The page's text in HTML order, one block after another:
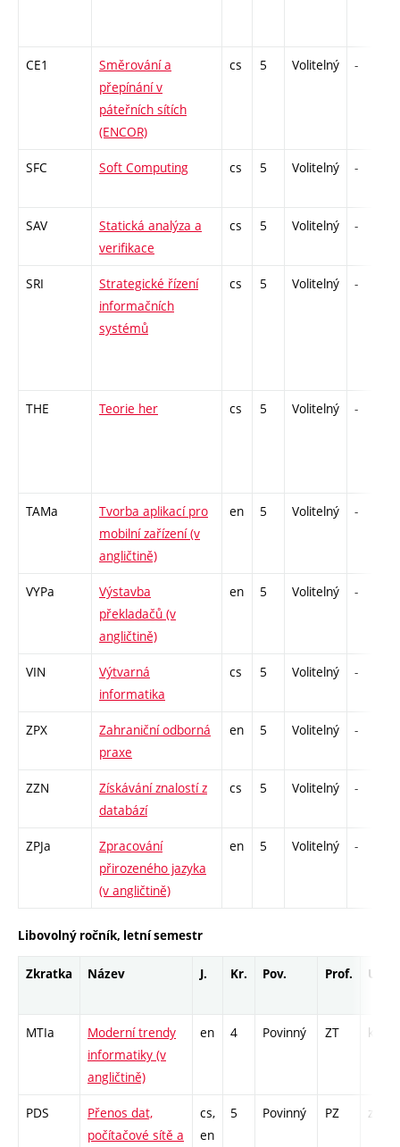
CE1
Směrování a
přepínání v
páteřních sítích
(ENCOR)
cs 5 Volitelný -
SFC Soft Computing cs 5 Volitelný -
SAV
Statická analýza a
verifikace
cs 5 Volitelný -
SRI
Strategické řízení
informačních
systémů
cs 5 Volitelný -
THE Teorie her cs 5 Volitelný -
TAMa
Tvorba aplikací pro
mobilní zařízení (v
angličtině)
en 5 Volitelný -
VYPa
Výstavba
překladačů (v
angličtině)
en 5 Volitelný -
VIN
Výtvarná
informatika
cs 5 Volitelný -
ZPX
Zahraniční odborná
praxe
en 5 Volitelný -
ZZN
Získávání znalostí z
databází
cs 5 Volitelný -
ZPJa
Zpracování
přirozeného jazyka
(v angličtině)
en 5 Volitelný -
Libovolný ročník, letní semestr
Zkratka Název J. Kr. Pov. Prof. Uk.
MTIa
Moderní trendy
informatiky (v
angličtině)
en 4 Povinný ZT kl
PDS
Přenos dat,
počítačové sítě a
cs,
en
5 Povinný PZ zk